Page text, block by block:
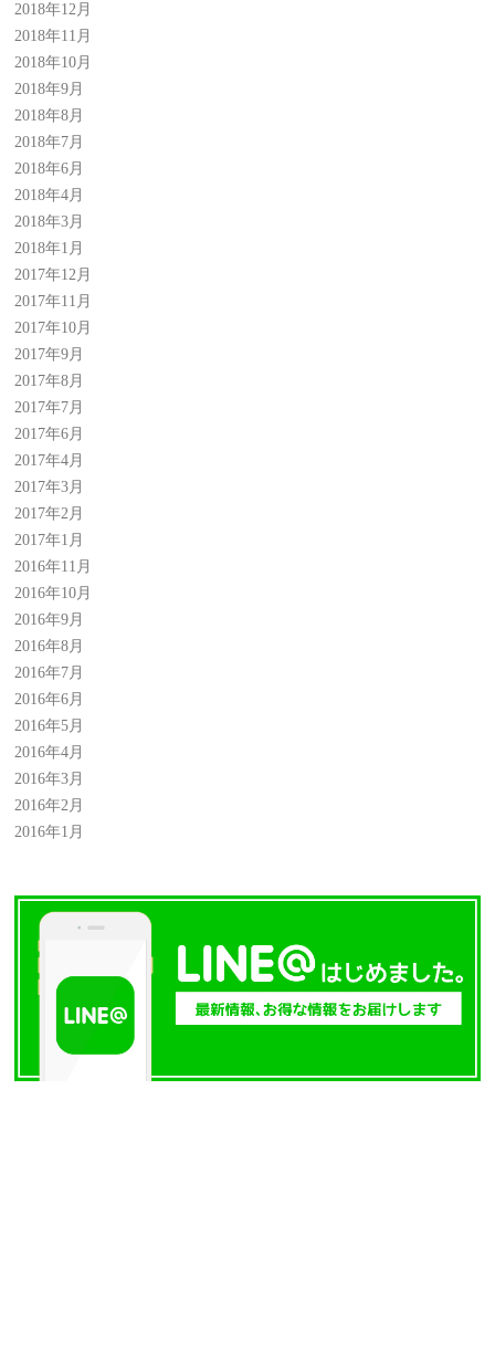
2018年12月
2018年11月
2018年10月
2018年9月
2018年8月
2018年7月
2018年6月
2018年4月
2018年3月
2018年1月
2017年12月
2017年11月
2017年10月
2017年9月
2017年8月
2017年7月
2017年6月
2017年4月
2017年3月
2017年2月
2017年1月
2016年11月
2016年10月
2016年9月
2016年8月
2016年7月
2016年6月
2016年5月
2016年4月
2016年3月
2016年2月
2016年1月